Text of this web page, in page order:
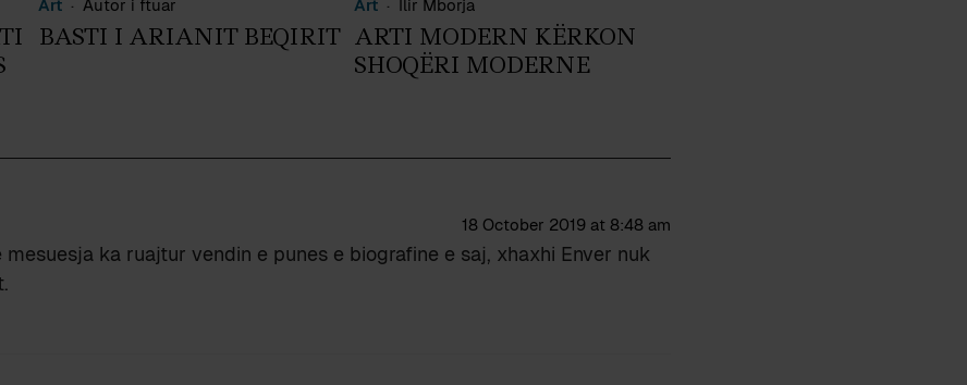
Art Autor i ftuar
BASTI I ARIANIT BEQIRIT
Art Ilir Mborja
ARTI MODERN KËRKON
SHOQËRI MODERNE
18 October 2019 at 8:48 am
mesuesja ka ruajtur vendin e punes e biografine e saj, xhaxhi Enver nuk